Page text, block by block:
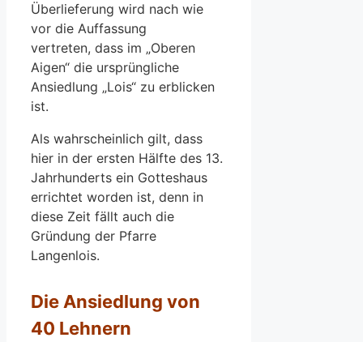
Überlieferung wird nach wie
vor die Auffassung
vertreten, dass im „Oberen
Aigen“ die ursprüngliche
Ansiedlung „Lois“ zu erblicken
ist.
Als wahrscheinlich gilt, dass
hier in der ersten Hälfte des 13.
Jahrhunderts ein Gotteshaus
errichtet worden ist, denn in
diese Zeit fällt auch die
Gründung der Pfarre
Langenlois.
Die Ansiedlung von
40 Lehnern